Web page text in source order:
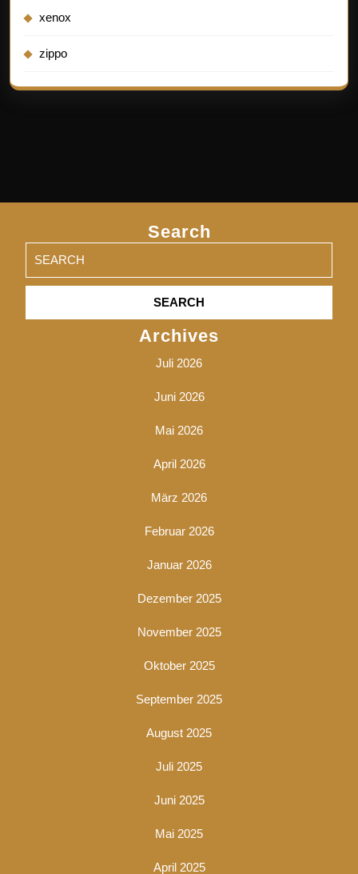
xenox
zippo
Search
for:
Archives
Juli 2026
Juni 2026
Mai 2026
April 2026
März 2026
Februar 2026
Januar 2026
Dezember 2025
November 2025
Oktober 2025
September 2025
August 2025
Juli 2025
Juni 2025
Mai 2025
April 2025